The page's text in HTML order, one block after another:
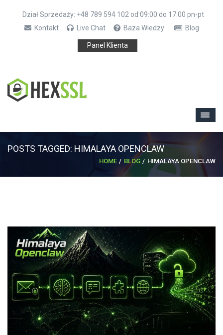
Dział Sprzedaży: +48 789 594 102 od 09:00 do 17:00 pn-pt
Kontakt
Live Chat Baza Wiedzy Blog
Panel Klienta
POSTS TAGGED: HIMALAYA OPENCLAW
HOME BLOG HIMALAYA OPENCLAW